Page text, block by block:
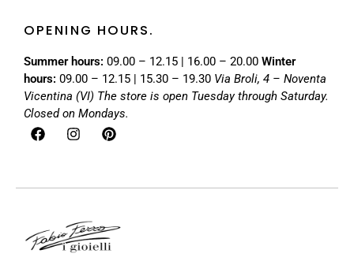
OPENING HOURS.
Summer hours: 09.00 – 12.15 | 16.00 – 20.00 Winter
hours: 09.00 – 12.15 | 15.30 – 19.30 Via Broli, 4 – Noventa
Vicentina (VI) The store is open Tuesday through Saturday.
Closed on Mondays.